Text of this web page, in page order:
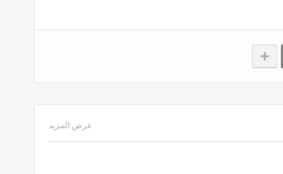
عرض المزيد